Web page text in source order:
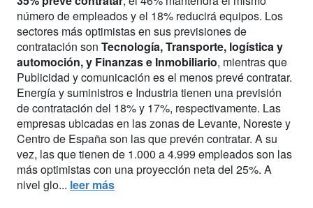
número de empleados y el 18% reducirá equipos. Los
sectores más optimistas en sus previsiones de
contratación son Tecnología, Transporte, logística y
automoción, y Finanzas e Inmobiliario, mientras que
Publicidad y comunicación es el menos prevé contratar.
Energía y suministros e Industria tienen una previsión
de contratación del 18% y 17%, respectivamente. Las
empresas ubicadas en las zonas de Levante, Noreste y
Centro de España son las que prevén contratar. A su
vez, las que tienen de 1.000 a 4.999 empleados son las
más optimistas con una proyección neta del 25%. A
nivel glo... leer más